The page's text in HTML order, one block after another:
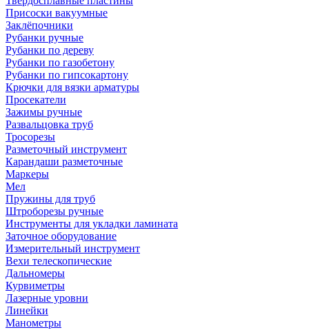
Присоски вакуумные
Заклёпочники
Рубанки ручные
Рубанки по дереву
Рубанки по газобетону
Рубанки по гипсокартону
Крючки для вязки арматуры
Просекатели
Зажимы ручные
Развальцовка труб
Тросорезы
Разметочный инструмент
Карандаши разметочные
Маркеры
Мел
Пружины для труб
Штроборезы ручные
Инструменты для укладки ламината
Заточное оборудование
Измерительный инструмент
Вехи телескопические
Дальномеры
Курвиметры
Лазерные уровни
Линейки
Манометры